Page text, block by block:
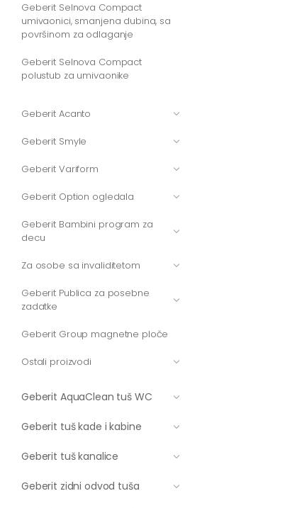
Geberit Selnova Compact
umivaonici, smanjena dubina, sa
površinom za odlaganje
Geberit Selnova Compact
polustub za umivaonike
Geberit Acanto
Geberit Smyle
Geberit Variform
Geberit Option ogledala
Geberit Bambini program za
decu
Za osobe sa invaliditetom
Geberit Publica za posebne
zadatke
Geberit Group magnetne ploče
Ostali proizvodi
Geberit AquaClean tuš WC
Geberit tuš kade i kabine
Geberit tuš kanalice
Geberit zidni odvod tuša